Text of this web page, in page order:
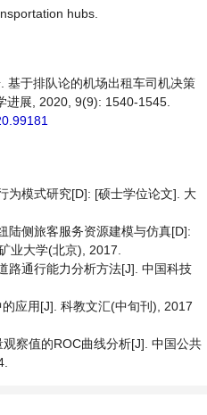
hubs.
基于排队论的机场出租车司机决策
展, 2020, 9(9): 1540-1545.
为模式研究[D]: [硕士学位论文]. 大
陆侧旅客服务资源建模与仿真[D]:
业大学(北京), 2017.
路通行能力分析方法[J]. 中国科技
应用[J]. 科教文汇(中旬刊), 2017
察值的ROC曲线分析[J]. 中国公共